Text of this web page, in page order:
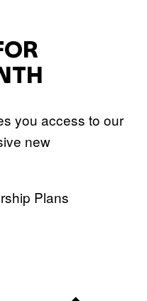
you access to our
new
Plans